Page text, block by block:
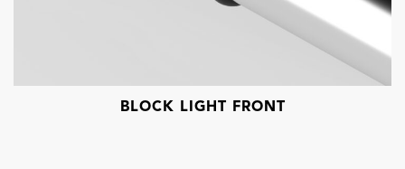
BLOCK LIGHT FRONT